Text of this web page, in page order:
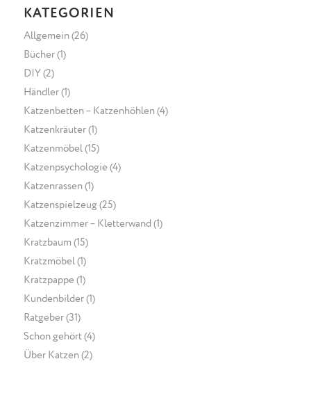
KATEGORIEN
Allgemein(26)
Bücher(1)
DIY (2)
Händler(1)
Katzenbetten – Katzenhöhlen(4)
Katzenkräuter(1)
Katzenmöbel (15)
Katzenpsychologie (4)
Katzenrassen(1)
Katzenspielzeug(25)
Katzenzimmer – Kletterwand (1)
Kratzbaum (15)
Kratzmöbel (1)
Kratzpappe (1)
Kundenbilder(1)
Ratgeber(31)
Schon gehört(4)
Über Katzen(2)